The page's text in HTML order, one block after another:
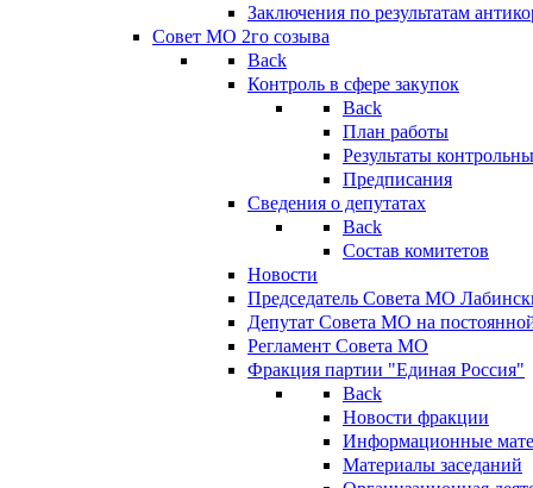
Заключения по результатам
Совет МО 2го созыва
Back
Контроль в сфере закупок
Back
План работы
Результаты
Предписания
Сведения о депутатах
Back
Состав комитетов
Новости
Председатель Совета МО
Депутат Совета МО на
Регламент Совета МО
Фракция партии "Единая Россия"
Back
Новости фракции
Информационные
Материалы заседаний